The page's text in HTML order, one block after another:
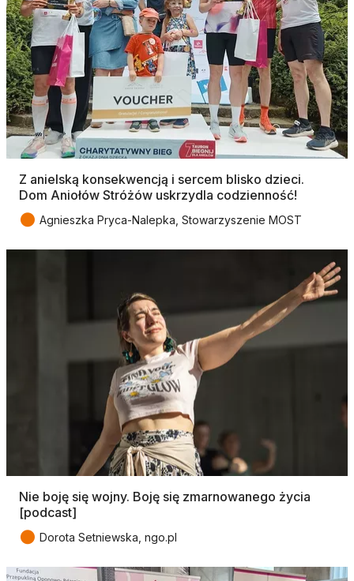
Z anielską konsekwencją i sercem blisko dzieci.
Dom Aniołów Stróżów uskrzydla codzienność!
● Agnieszka Pryca-Nalepka, Stowarzyszenie MOST
Nie boję się wojny. Boję się zmarnowanego życia
[podcast]
● Dorota Setniewska, ngo.pl